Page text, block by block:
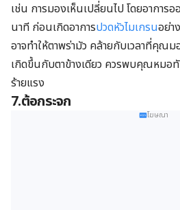
เช่น การมองเห็นเปลี่ยนไป โดยอาการ
นาที ก่อนเกิดอาการปวดหัวไมเกรนอย่า
อาจทำให้ตาพร่ามัว คล้ายกับเวลาที่คุณ
เกิดขึ้นกับตาข้างเดียว ควรพบคุณหมอ
ร้ายแรง
7.ต้อกระจก
โฆษณา